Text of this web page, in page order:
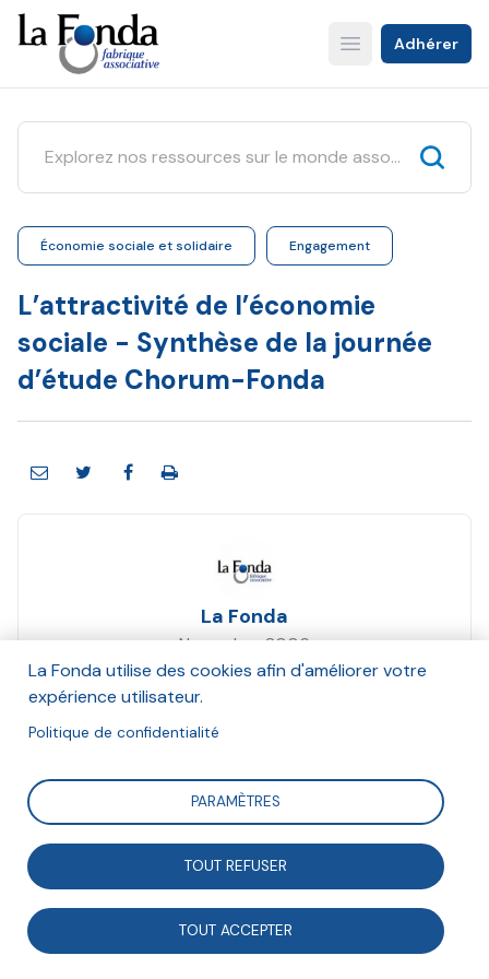
Aller
au
contenu
principal
Open main menu
Adhérer
Économie sociale et solidaire Engagement
L’attractivité de l’économie
sociale - Synthèse de la journée
d’étude Chorum-Fonda
La Fonda
Novembre 2006
Synthèse de la journée d'étude du 16 novembre 2006
paru dans La tribune fonda n° 188 - décembre 2007
La Fonda utilise des cookies afin d'améliorer votre
expérience utilisateur.
Politique de confidentialité
PARAMÈTRES
TOUT REFUSER
TOUT ACCEPTER